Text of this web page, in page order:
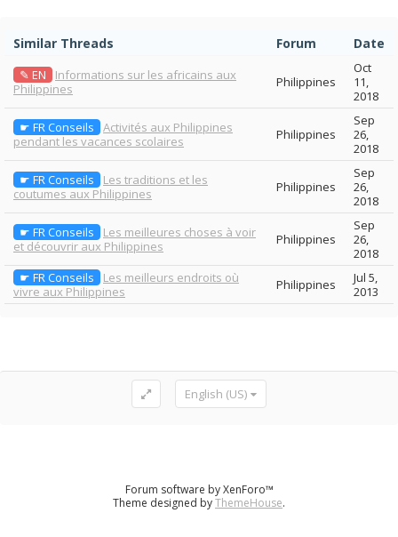
Similar Threads Forum Date
✎ EN
Informations sur les africains aux
Philippines
Philippines
Oct
11,
2018
☛ FR Conseils
Activités aux Philippines
pendant les vacances scolaires
Philippines
Sep
26,
2018
☛ FR Conseils
Les traditions et les
coutumes aux Philippines
Philippines
Sep
26,
2018
☛ FR Conseils
Les meilleures choses à voir
et découvrir aux Philippines
Philippines
Sep
26,
2018
☛ FR Conseils
Les meilleurs endroits où
vivre aux Philippines
Philippines
Jul 5,
2013
English (US)
Forum software by XenForo™
Theme designed byThemeHouse.